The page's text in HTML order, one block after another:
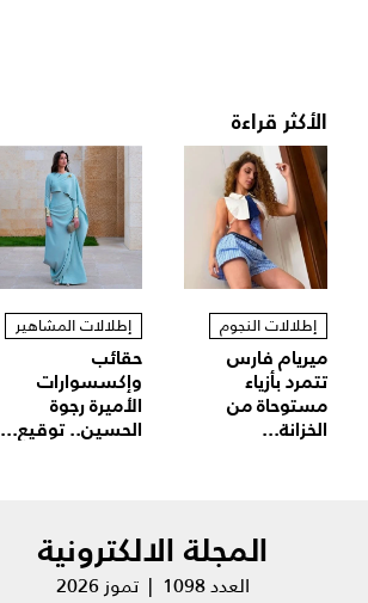
الأكثر قراءة
إطلالات النجوم
ميريام فارس
تتمرد بأزياء
مستوحاة من
الخزانة...
إطلالات المشاهير
حقائب
وإكسسوارات
الأميرة رجوة
الحسين.. توقيع...
المجلة الالكترونية
العدد 1098 | تموز 2026